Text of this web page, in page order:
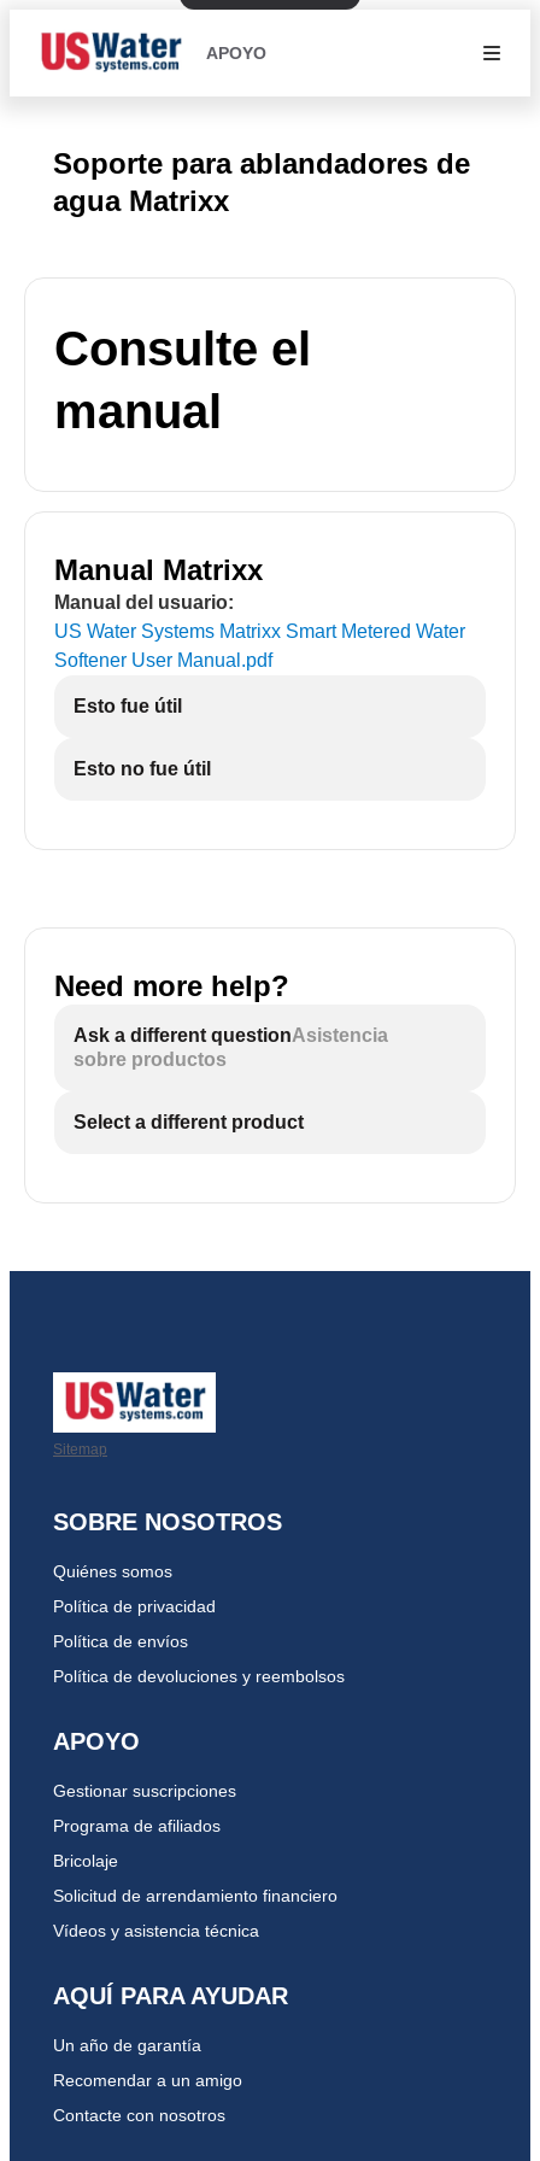
APOYO
Soporte para ablandadores de
agua Matrixx
Consulte el
manual
Manual Matrixx
Manual del usuario:
US Water Systems Matrixx Smart Metered Water
Softener User Manual .pdf
Esto fue útil
Esto no fue útil
Need more help?
Ask a different questionAsistencia
sobre productos
Select a different product
Sitemap
SOBRE NOSOTROS
Quiénes somos
Política de privacidad
Política de envíos
Política de devoluciones y reembolsos
APOYO
Gestionar suscripciones
Programa de afiliados
Bricolaje
Solicitud de arrendamiento financiero
Vídeos y asistencia técnica
AQUÍ PARA AYUDAR
Un año de garantía
Recomendar a un amigo
Contacte con nosotros